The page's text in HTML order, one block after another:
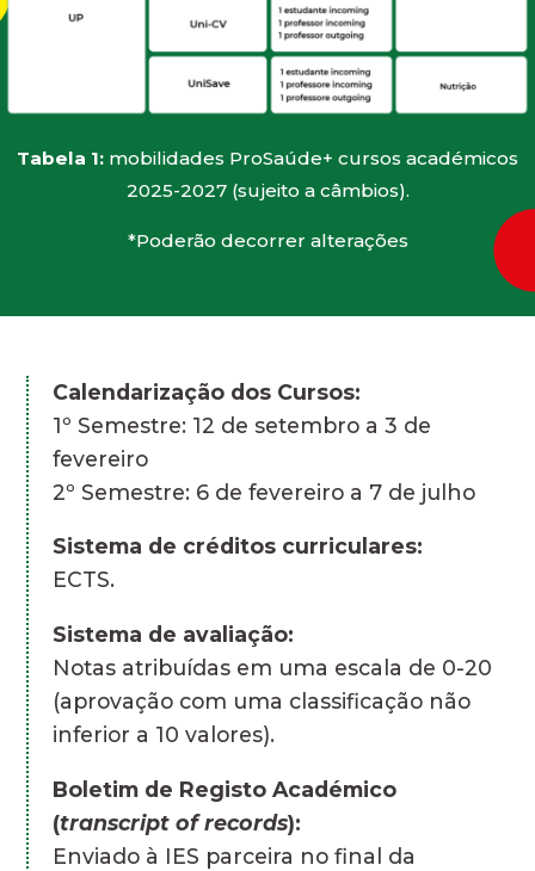
Tabela 1: mobilidades ProSaúde+ cursos académicos
2025-2027 (sujeito a câmbios).
*Poderão decorrer alterações
Calendarização dos Cursos:
1º Semestre: 12 de setembro a 3 de
fevereiro
2º Semestre: 6 de fevereiro a 7 de julho
Sistema de créditos curriculares:
ECTS.
Sistema de avaliação:
Notas atribuídas em uma escala de 0-20
(aprovação com uma classificação não
inferior a 10 valores).
Boletim de Registo Académico
(transcript of records):
Enviado à IES parceira no final da